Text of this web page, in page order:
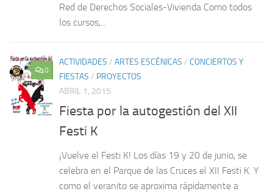
Red de Derechos Sociales-Vivienda Como todos
los cursos,...
0
ACTIVIDADES / ARTES ESCÉNICAS / CONCIERTOS Y
FIESTAS / PROYECTOS
ABRIL 1, 2015
Fiesta por la autogestión del XII
Festi K
¡Vuelve el Festi K! Los días 19 y 20 de junio, se
celebra en el Parque de las Cruces el XII Festi K. Y
como el veranito se aproxima rápidamente a